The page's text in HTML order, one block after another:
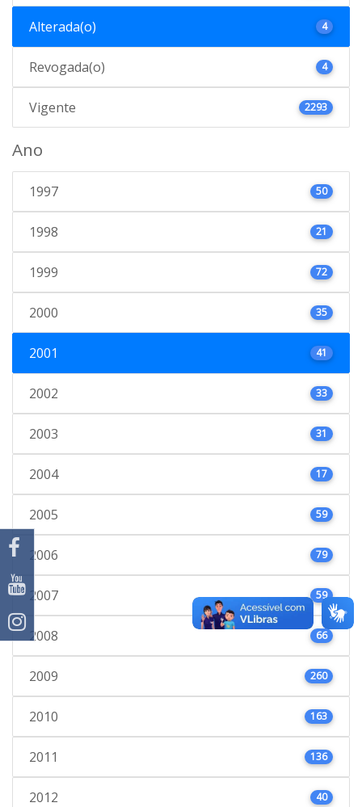
Alterada(o) 4
Revogada(o) 4
Vigente 2293
Ano
1997 50
1998 21
1999 72
2000 35
2001 41
2002 33
2003 31
2004 17
2005 59
2006 79
2007 59
2008 66
2009 260
2010 163
2011 136
2012 40